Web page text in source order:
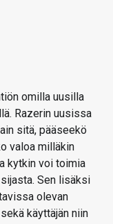
omilla uusilla
Razerin uusissa
sitä, pääseekö
valoa milläkin
kytkin voi toimia
Sen lisäksi
olevan
käyttäjän niin